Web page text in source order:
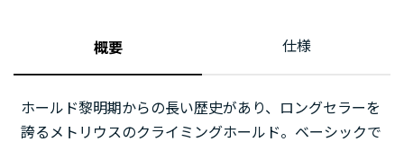
概要 仕様
ホールド黎明期からの長い歴史があり、ロングセラーを
誇るメトリウスのクライミングホールド。ベーシックで